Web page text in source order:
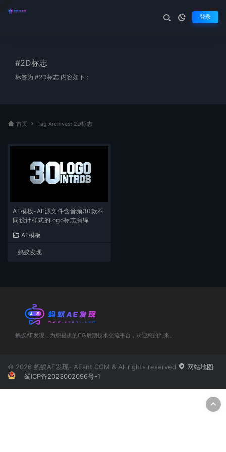
登录
#2D标志
标签为 #2D标志 内容如下：
首页 Tag Archives: 2D标志
AE模板-AE源文件含音频30款不
同设计样式的logo标志演绎
AE模板
蚂蚁发现
蚂蚁AE发现，为您提供的CG后期技术交流平台，欢迎您的到来。
© 2026 蚂蚁AE发现- AEant.COM & All rights reserved
网站地图
蜀ICP备2023002096号-1